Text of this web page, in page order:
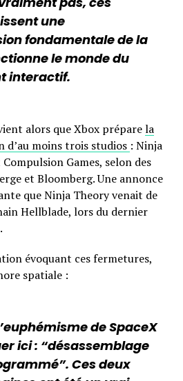
une
fondamentale de la
le monde du
interactif.
alors que Xbox préparela
d’au moins trois studios : Ninja
Games, selon des
et Bloomberg. Une annonce
que Ninja Theory venait de
Hellblade, lors du dernier
évoquant ces fermetures,
spatiale :
de SpaceX
ici : “désassemblage
Ces deux